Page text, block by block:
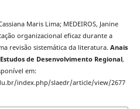
Maris Lima; MEDEIROS, Janine
organizacional eficaz durante a
revisão sistemática da literatura. Anais
de Desenvolvimento Regional,
em:
index.php/slaedr/article/view/2677